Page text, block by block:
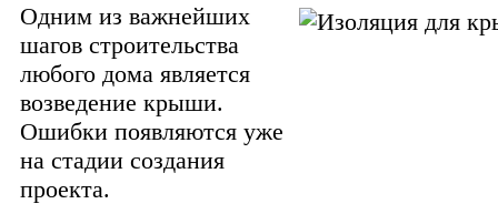
Одним из важнейших
шагов строительства
любого дома является
возведение крыши.
Ошибки появляются уже
на стадии создания
проекта.